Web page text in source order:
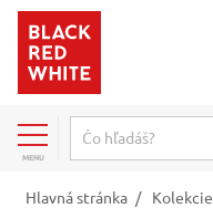
MENU
Hlavná stránka / Kolekcie